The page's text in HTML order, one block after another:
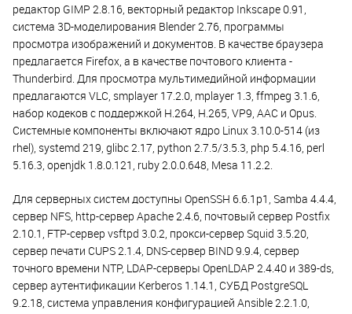
редактор GIMP 2.8.16, векторный редактор Inkscape 0.91,
система 3D-моделирования Blender 2.76, программы
просмотра изображений и документов. В качестве браузера
предлагается Firefox, а в качестве почтового клиента -
Thunderbird. Для просмотра мультимедийной информации
предлагаются VLC, smplayer 17.2.0, mplayer 1.3, ffmpeg 3.1.6,
набор кодеков с поддержкой H.264, H.265, VP9, AAC и Opus.
Системные компоненты включают ядро Linux 3.10.0-514 (из
rhel), systemd 219, glibc 2.17, python 2.7.5/3.5.3, php 5.4.16, perl
5.16.3, openjdk 1.8.0.121, ruby 2.0.0.648, Mesa 11.2.2.
Для серверных систем доступны OpenSSH 6.6.1p1, Samba 4.4.4,
сервер NFS, http-сервер Apache 2.4.6, почтовый сервер Postfix
2.10.1, FTP-сервер vsftpd 3.0.2, прокси-сервер Squid 3.5.20,
сервер печати CUPS 2.1.4, DNS-сервер BIND 9.9.4, сервер
точного времени NTP, LDAP-серверы OpenLDAP 2.4.40 и 389-ds,
сервер аутентификации Kerberos 1.14.1, СУБД PostgreSQL
9.2.18, система управления конфигурацией Ansible 2.2.1.0,